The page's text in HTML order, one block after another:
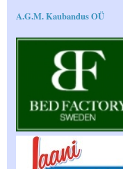
A.G.M. Kaubandus OÜ